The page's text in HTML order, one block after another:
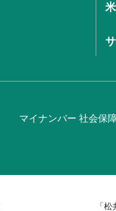
マイナンバー 社会保
「